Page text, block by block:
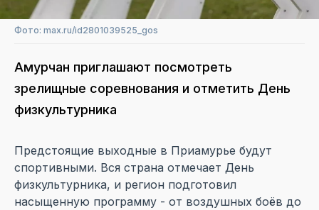
Фото: max.ru/id2801039525_gos
Амурчан приглашают посмотреть
зрелищные соревнования и отметить День
физкультурника
Предстоящие выходные в Приамурье будут
спортивными. Вся страна отмечает День
физкультурника, и регион подготовил
насыщенную программу - от воздушных боёв до